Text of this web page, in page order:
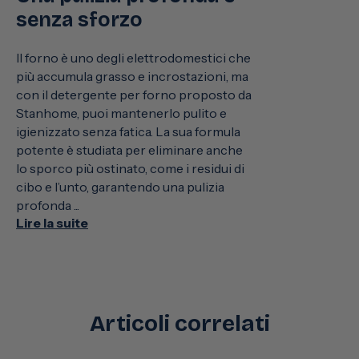
senza sforzo
Il forno è uno degli elettrodomestici che
più accumula grasso e incrostazioni, ma
con il detergente per forno proposto da
Stanhome, puoi mantenerlo pulito e
igienizzato senza fatica. La sua formula
potente è studiata per eliminare anche
lo sporco più ostinato, come i residui di
cibo e l’unto, garantendo una pulizia
profonda ...
Lire la suite
Articoli correlati